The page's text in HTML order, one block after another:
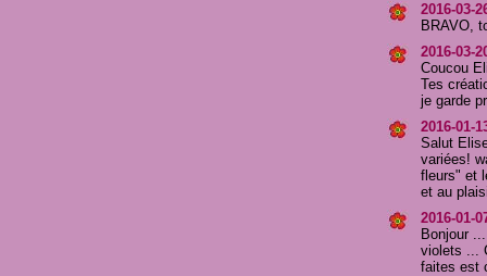
2016-03-
BRAVO,
2016-03-
Coucou
Tes
je garde
2016-01-
Salut
variées!
fleurs" et
et au
2016-01-
Bonjour
violets ...
faites est